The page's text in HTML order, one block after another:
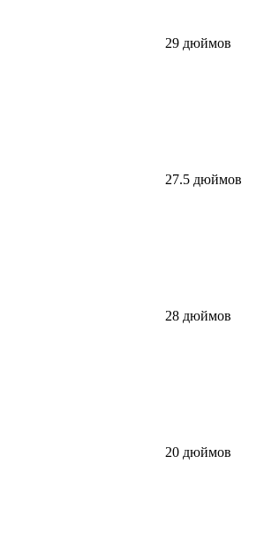
29 дюймов
27.5 дюймов
28 дюймов
20 дюймов